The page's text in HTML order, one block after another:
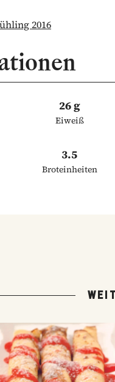
2016
26 g
Eiweiß
3.5
Broteinheiten